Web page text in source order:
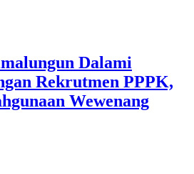
Dalami
Rekrutmen PPPK,
Wewenang